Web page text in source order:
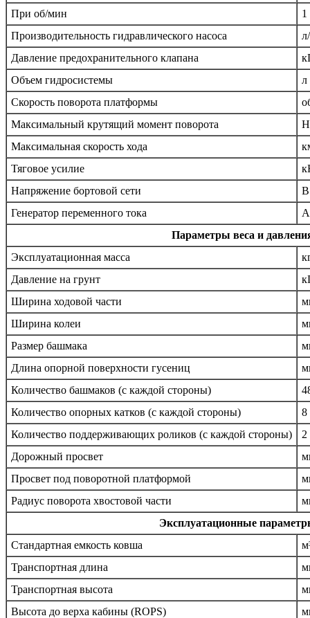
При об/мин
1
Производительность гидравлического насоса
Давление предохранительного клапана
Объем гидросистемы
л
Скорость поворота платформы
Максимальный крутящий момент поворота
Максимальная скорость хода
Тяговое усилие
Напряжение бортовой сети
В
Генератор переменного тока
А
Параметры веса и
Эксплуатационная масса
Давление на грунт
Ширина ходовой части
Ширина колеи
Размер башмака
Длина опорной поверхности гусениц
Количество башмаков (с каждой стороны)
Количество опорных катков (с каждой стороны)
8
Количество поддерживающих роликов (с каждой стороны)
2
Дорожный просвет
Просвет под поворотной платформой
Радиус поворота хвостовой части
Эксплуатационные
Стандартная емкость ковша
Транспортная длина
Транспортная высота
Высота до верха кабины (ROPS)